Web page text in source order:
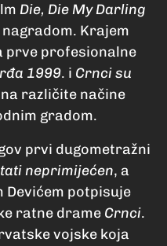
Die, Die My Darling
Krajem
prve profesionalne
1999. i Crnci su
različite načine
gradom.
prvi dugometražni
neprimijećen, a
Devićem potpisuje
ratne drame Crnci.
vojske koja